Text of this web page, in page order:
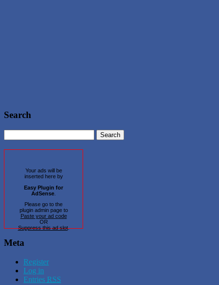
Search
Your ads will be
inserted here by
Easy Plugin for
AdSense
Please go to the
plugin admin page to
Paste your ad code
OR
Suppress this ad slot.
Meta
Register
Log in
Entries RSS